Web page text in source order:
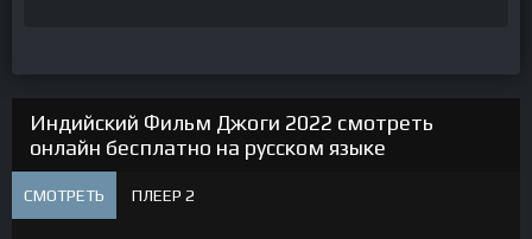
Индийский Фильм Джоги 2022 смотреть
онлайн бесплатно на русском языке
СМОТРЕТЬ ПЛЕЕР 2